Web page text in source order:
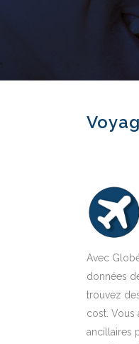
Avec
données
trouvez
cost. Vous
ancillaires